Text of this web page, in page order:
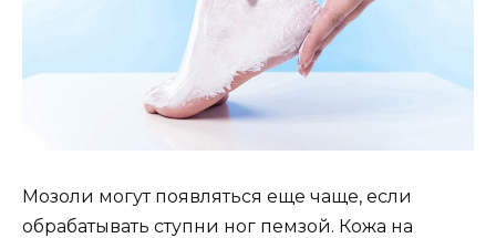
Мозоли могут появляться еще чаще, если
обрабатывать ступни ног пемзой. Кожа на